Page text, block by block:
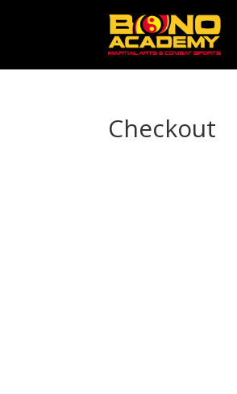
Checkout